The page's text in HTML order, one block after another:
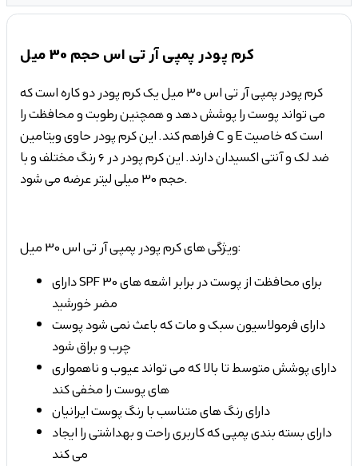
کرم پودر پمپی آر تی اس حجم 30 میل
کرم پودر پمپی آر تی اس 30 میل یک کرم پودر دو کاره است که
می تواند پوست را پوشش دهد و همچنین رطوبت و محافظت را
فراهم کند. این کرم پودر حاوی ویتامین C و E است که خاصیت
ضد لک و آنتی اکسیدان دارند. این کرم پودر در 6 رنگ مختلف و با
حجم 30 میلی لیتر عرضه می شود.
ویژگی های کرم پودر پمپی آر تی اس 30 میل:
دارای SPF 30 برای محافظت از پوست در برابر اشعه های
مضر خورشید
دارای فرمولاسیون سبک و مات که باعث نمی شود پوست
چرب و براق شود
دارای پوشش متوسط تا بالا که می تواند عیوب و ناهمواری
های پوست را مخفی کند
دارای رنگ های متناسب با رنگ پوست ایرانیان
دارای بسته بندی پمپی که کاربری راحت و بهداشتی را ایجاد
می کند